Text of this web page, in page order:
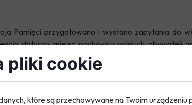
Pamięci przygotowano i wysłano zapytania do
dotyczy miejsc pochówku polskich obywateli
wojny światowej.
wykazy cmentarne oraz dotychczasowa
osoby pochodzące z ziem polskich, w
pliki cookie
które są przechowywane na Twoim urządzeniu